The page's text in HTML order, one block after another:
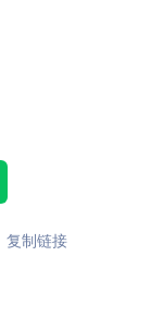
复制链接